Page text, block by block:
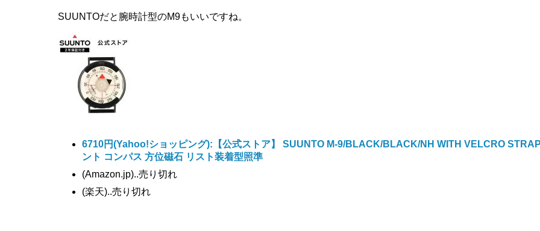
SUUNTOだと腕時計型のM9もいいですね。
6710円(Yahoo!ショッピング):【公式ストア】 SUUNTO M-9/BLACK/BLACK/NH WITH VELCRO
ント コンパス 方位磁石 リスト装着型照準
(Amazon.jp)..売り切れ
(楽天)..売り切れ